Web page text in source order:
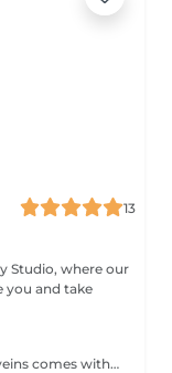
13
you and take
Please notice that all our semi permanent veins comes with Manicure included